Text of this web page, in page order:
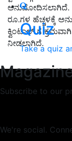
Quiz
Take a quiz
Subscribe to our
We're social.
ಅನುಮೋದಿಸಲಾಗಿದೆ.
ರೂ.ಗಳ ಹೆಚ್ಚಳಕ್ಕೆ
ಕ್ವಿಂಟಾಲ್ ಗೆ
ನೀಡಲಾಗಿದೆ.